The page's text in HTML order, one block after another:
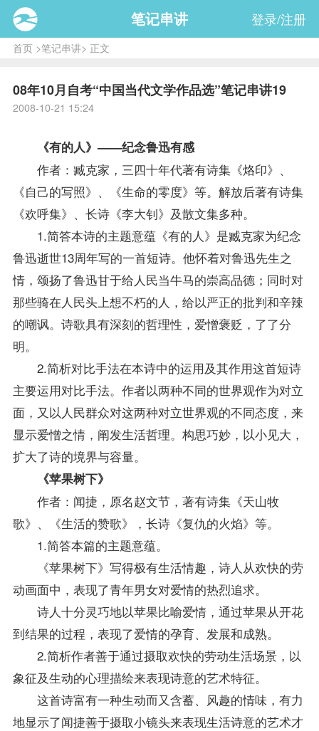
笔记串讲 登录/注册
首页>笔记串讲> 正文
08年10月自考“中国当代文学作品选”笔记串讲19
2008-10-21 15:24
《有的人》——纪念鲁迅有感
作者：臧克家，三四十年代著有诗集《烙印》、
《自己的写照》、《生命的零度》等。解放后著有诗集
《欢呼集》、长诗《李大钊》及散文集多种。
1.简答本诗的主题意蕴《有的人》是臧克家为纪念
鲁迅逝世13周年写的一首短诗。他怀着对鲁迅先生之
情，颂扬了鲁迅甘于给人民当牛马的崇高品德；同时对
那些骑在人民头上想不朽的人，给以严正的批判和辛辣
的嘲讽。诗歌具有深刻的哲理性，爱憎褒贬，了了分
明。
2.简析对比手法在本诗中的运用及其作用这首短诗
主要运用对比手法。作者以两种不同的世界观作为对立
面，又以人民群众对这两种对立世界观的不同态度，来
显示爱憎之情，阐发生活哲理。构思巧妙，以小见大，
扩大了诗的境界与容量。
《苹果树下》
作者：闻捷，原名赵文节，著有诗集《天山牧
歌》、《生活的赞歌》，长诗《复仇的火焰》等。
1.简答本篇的主题意蕴。
《苹果树下》写得极有生活情趣，诗人从欢快的劳
动画面中，表现了青年男女对爱情的热烈追求。
诗人十分灵巧地以苹果比喻爱情，通过苹果从开花
到结果的过程，表现了爱情的孕育、发展和成熟。
2.简析作者善于通过摄取欢快的劳动生活场景，以
象征及生动的心理描绘来表现诗意的艺术特征。
这首诗富有一种生动而又含蓄、风趣的情味，有力
地显示了闻捷善于摄取小镜头来表现生活诗意的艺术才